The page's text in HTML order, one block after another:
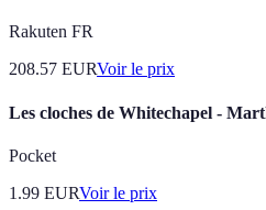
Rakuten FR
208.57 EURVoir le prix
Les cloches de Whitechapel -
Pocket
1.99 EURVoir le prix